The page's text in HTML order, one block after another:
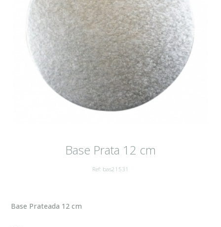
Base Prata 12 cm
Ref: bas21531
Base Prateada 12 cm